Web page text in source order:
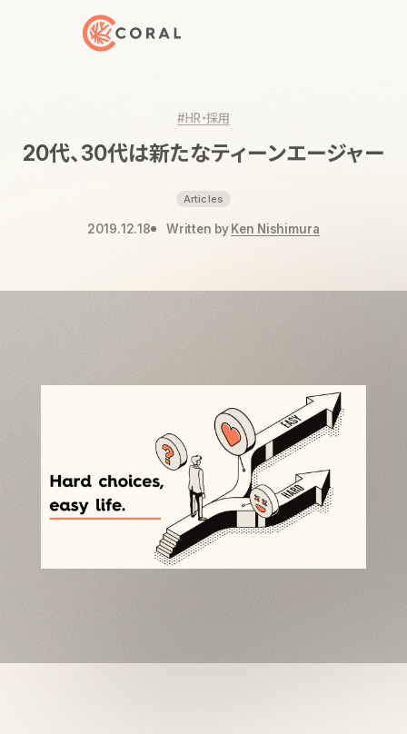
トップページへ戻る
#HR・採用
20代、30代は新たなティーンエージャー
Articles
2019.12.18 Written by Ken Nishimura